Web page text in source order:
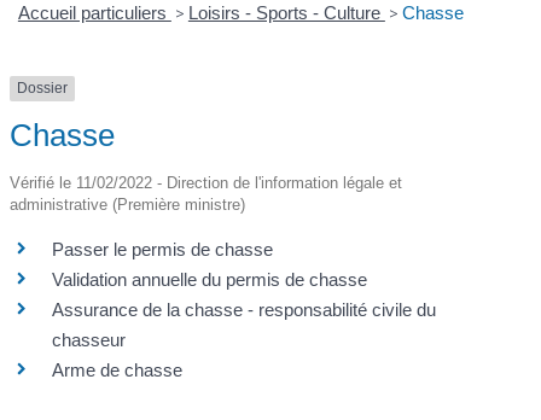
Accueil particuliers > Loisirs - Sports - Culture > Chasse
Dossier
Chasse
Vérifié le 11/02/2022 - Direction de l'information légale et
administrative (Première ministre)
Passer le permis de chasse
Validation annuelle du permis de chasse
Assurance de la chasse - responsabilité civile du
chasseur
Arme de chasse